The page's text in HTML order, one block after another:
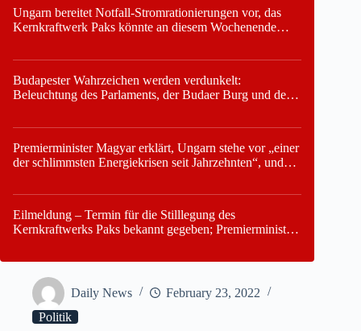
Ungarn bereitet Notfall-Stromrationierungen vor, das
Kernkraftwerk Paks könnte an diesem Wochenende
Budapester Wahrzeichen werden verdunkelt:
Beleuchtung des Parlaments, der Budaer Burg und der
Premierminister Magyar erklärt, Ungarn stehe vor „einer
der schlimmsten Energiekrisen seit Jahrzehnten“, und
Eilmeldung – Termin für die Stilllegung des
Kernkraftwerks Paks bekannt gegeben; Premierminister
Daily News
February 23, 2022
Politik